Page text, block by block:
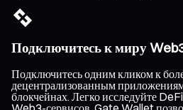
Подключитесь к миру
Подключитесь одним кликом к
децентрализованным
блокчейнах. Легко исследуйте